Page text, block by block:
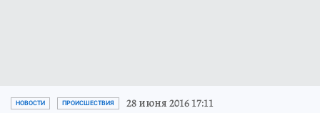
НОВОСТИ ПРОИСШЕСТВИЯ 28 июня 2016 17:11